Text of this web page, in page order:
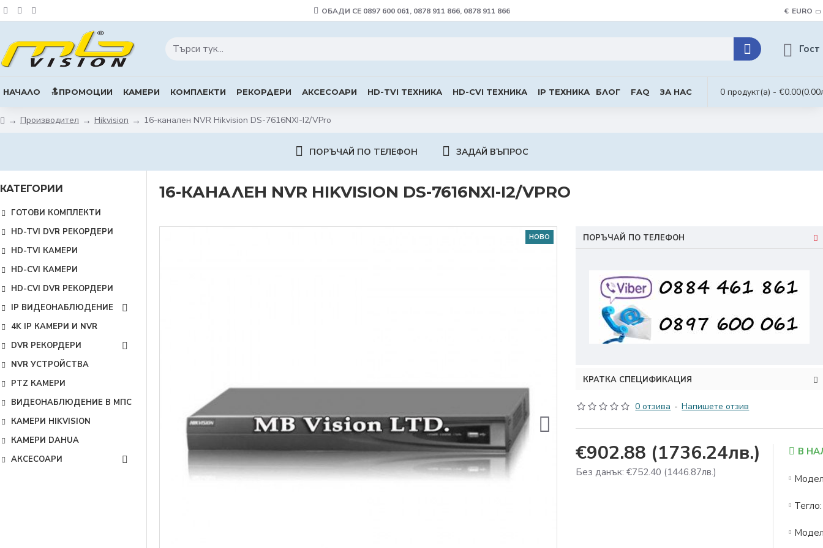
ОБАДИ СЕ 0897 600 061, 0878 911 866, 0878 911 866 € EURO
Гост
НАЧАЛО 🔝ПРОМОЦИИ КАМЕРИ КОМПЛЕКТИ РЕКОРДЕРИ АКСЕСОАРИ HD-TVI ТЕХНИКА HD-CVI ТЕХНИКА IP ТЕХНИКА БЛОГ FAQ ЗА НАС 0 продукт(а) - €0.00
Производител Hikvision 16-канален NVR Hikvision DS-7616NXI-I2/VPro
ПОРЪЧАЙ ПО ТЕЛЕФОН ЗАДАЙ ВЪПРОС
КАТЕГОРИИ
ГОТОВИ КОМПЛЕКТИ
HD-TVI DVR РЕКОРДЕРИ
HD-TVI КАМЕРИ
HD-CVI КАМЕРИ
HD-CVI DVR РЕКОРДЕРИ
IP ВИДЕОНАБЛЮДЕНИЕ
4K IP КАМЕРИ И NVR
DVR РЕКОРДЕРИ
NVR УСТРОЙСТВА
PTZ КАМЕРИ
ВИДЕОНАБЛЮДЕНИЕ В МПС
КАМЕРИ HIKVISION
КАМЕРИ DAHUA
АКСЕСОАРИ
16-КАНАЛЕН NVR HIKVISION DS-7616NXI-I2/VPRO
НОВО ПОРЪЧАЙ ПО ТЕЛЕФОН
КРАТКА СПЕЦИФИКАЦИЯ
0 отзива - Напишете отзив
€902.88 (1736.24лв.)
Без данък: €752.40 (1446.87лв.)
В
Тегло: